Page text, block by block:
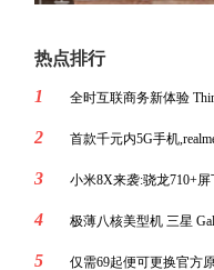
热点排行
1
全时互联商务新体验
2 首款千元内5G手机
3 小米8X来袭:骁龙710+屏
4 极薄八核美型机 三星
5 仅需69起便可更换官方